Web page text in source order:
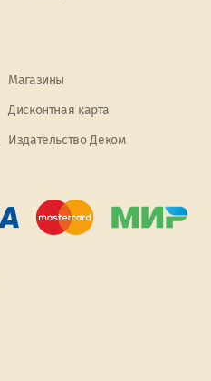
Магазины
Дисконтная карта
Издательство Деком